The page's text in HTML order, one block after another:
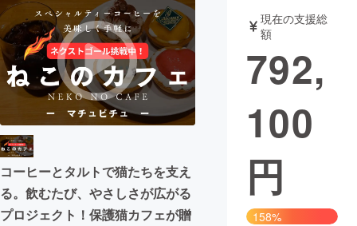
テクノロジー・ガジェット
映像・映画 書籍・雑誌
ビジネス・起業 チャレンジ
まちづくり・地域活性化
CAMPFIRE for Social Good
CAMPFIRE Creation
コーヒーとタルトで猫たちを支え
る。飲むたび、やさしさが広がる
プロジェクト！保護猫カフェが贈
現在の支援総
額
792,
100
円
158%